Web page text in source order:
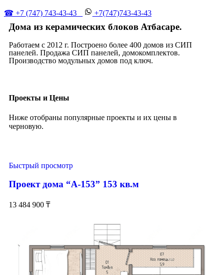
☎ +7 (747) 743-43-43 +7(747)743-43-43
Дома из керамических блоков Атбасаре.
Работаем с 2012 г. Построено более 400 домов из СИП
панелей. Продажа СИП панелей, домокомплектов.
Производство модульных домов под ключ.
Проекты и Цены
Ниже отобраны популярные проекты и их цены в
черновую.
Быстрый просмотр
Проект дома “А-153” 153 кв.м
13 484 900 ₸